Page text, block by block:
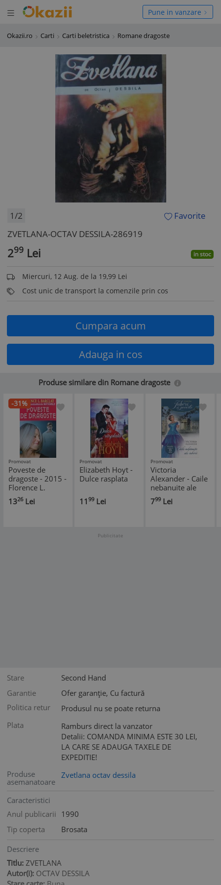
Deschide meniul
meniul Pune in vanzare
Okazii.ro Carti Carti beletristica Romane dragoste
1/2
Favorite
ZVETLANA-OCTAV DESSILA-286919
299 Lei in stoc
Miercuri, 12 Aug. de la 19,99 Lei
Cost unic de transport la comenzile prin cos
Cumpara acum
Adauga in cos
Produse similare din Romane dragoste
-31%
Promovat
Poveste de
dragoste - 2015 -
Florence L.
Barclay ($I146)
1326 Lei
Promovat
Elizabeth Hoyt -
Dulce rasplata
11 99 Lei
Promovat
Victoria
Alexander - Caile
nebanuite ale
iubirii
799 Lei
Publicitate
Stare
Second Hand
Garantie
Ofer garanție, Cu factură
Politica retur
Produsul nu se poate returna
Plata
Ramburs direct la vanzator
Detalii: COMANDA MINIMA ESTE 30 LEI,
LA CARE SE ADAUGA TAXELE DE
EXPEDITIE!
Produse
asemanatoare
Zvetlana octav dessila
Caracteristici
Anul publicarii 1990
Tip coperta
Brosata
Descriere
Titlu: ZVETLANA
Autor(i): OCTAV DESSILA